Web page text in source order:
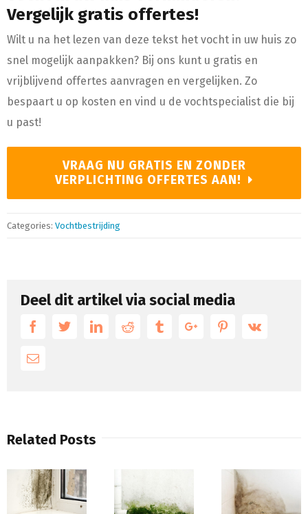
Vergelijk gratis offertes!
Wilt u na het lezen van deze tekst het vocht in uw huis zo
snel mogelijk aanpakken? Bij ons kunt u gratis en
vrijblijvend offertes aanvragen en vergelijken. Zo
bespaart u op kosten en vind u de vochtspecialist die bij
u past!
VRAAG NU GRATIS EN ZONDER
VERPLICHTING OFFERTES AAN!
Categories: Vochtbestrijding
Deel dit artikel via social media
FacebookTwitterLinkedinReddit TumblrGoogle+PinterestVk
Email
Related Posts